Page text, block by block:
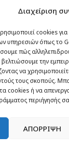
Διαχείριση
cookies
υπηρεσιών όπως το
πώς
την
να
τους σκοπούς.
cookies ή να
περιήγησής
ΑΠΟΡΡΙΨΗ
δεν έχεις
είναι τα